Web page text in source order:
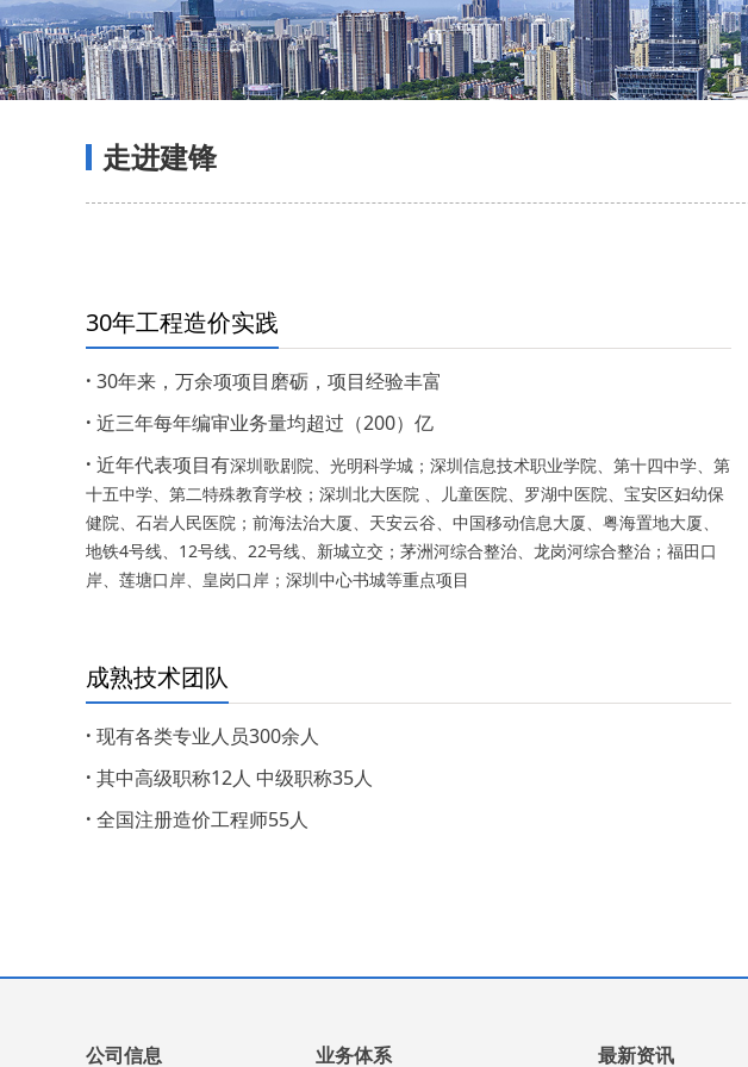
走进建锋
30年工程造价实践
· 30年来，万余项项目磨砺，项目经验丰富
· 近三年每年编审业务量均超过（200）亿
· 近年代表项目有深圳歌剧院、光明科学城；深圳信息技术职业学院、第十四中学、第
十五中学、第二特殊教育学校；深圳北大医院 、儿童医院、罗湖中医院、宝安区妇幼保
健院、石岩人民医院；前海法治大厦、天安云谷、中国移动信息大厦、粤海置地大厦、
地铁4号线、12号线、22号线、新城立交；茅洲河综合整治、龙岗河综合整治；福田口
岸、莲塘口岸、皇岗口岸；深圳中心书城等重点项目
成熟技术团队
· 现有各类专业人员300余人
· 其中高级职称12人 中级职称35人
· 全国注册造价工程师55人
公司信息 业务体系 最新资讯